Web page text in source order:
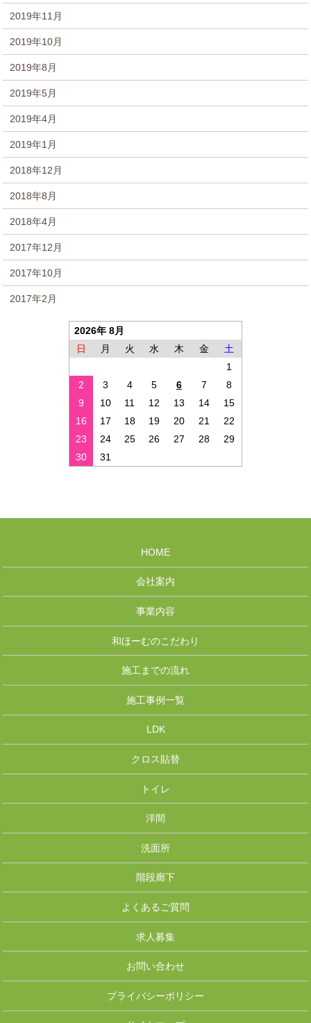
2019年11月
2019年10月
2019年8月
2019年5月
2019年4月
2019年1月
2018年12月
2018年8月
2018年4月
2017年12月
2017年10月
2017年2月
2026年 8月
日
月 火 水 木 金
土
1
2
3 4 5 6 7
8
9
10 11 12 13 14
15
16
17 18 19 20 21
22
23
24 25 26 27 28
29
30
31
HOME
会社案内
事業内容
和ほーむのこだわり
施工までの流れ
施工事例一覧
LDK
クロス貼替
トイレ
洋間
洗面所
階段廊下
よくあるご質問
求人募集
お問い合わせ
プライバシーポリシー